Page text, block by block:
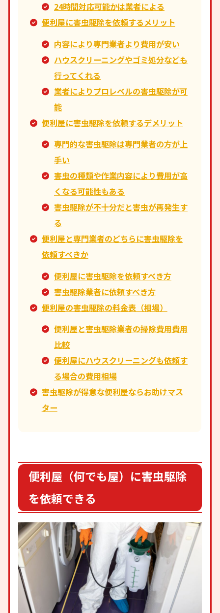
24時間対応可能かは業者による
便利屋に害虫駆除を依頼するメリット
内容により専門業者より費用が安い
ハウスクリーニングやゴミ処分なども
行ってくれる
業者によりプロレベルの害虫駆除が可
能
便利屋に害虫駆除を依頼するデメリット
専門的な害虫駆除は専門業者の方が上
手い
害虫の種類や作業内容により費用が高
くなる可能性もある
害虫駆除が不十分だと害虫が再発生す
る
便利屋と専門業者のどちらに害虫駆除を
依頼すべきか
便利屋に害虫駆除を依頼すべき方
害虫駆除業者に依頼すべき方
便利屋の害虫駆除の料金表（相場）
便利屋と害虫駆除業者の掃除費用費用
比較
便利屋にハウスクリーニングも依頼す
る場合の費用相場
害虫駆除が得意な便利屋ならお助けマス
ター
便利屋（何でも屋）に害虫駆除
を依頼できる